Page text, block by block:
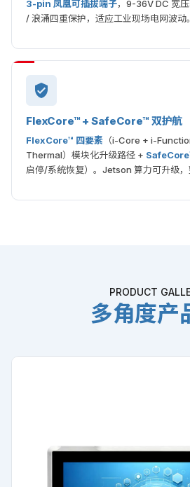
3-pin 凤凰可插拔端子，9-36V DC 宽
/ 浪涌四重保护，适应工业现场电网波动。
FlexCore™ + SafeCore™ 双护航
FlexCore™ 四要素 （i-Core + i-
Thermal）模块化升级路径 +
启停/系统恢复）。Jetson 算力可升级，
PRODUCT
多角度产